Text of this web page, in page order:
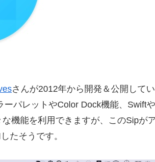
さんが2012年から開発＆公開して
パレットやColor Dock機能、Swiftや
機能を利用できますが、このSipが
たそうです。